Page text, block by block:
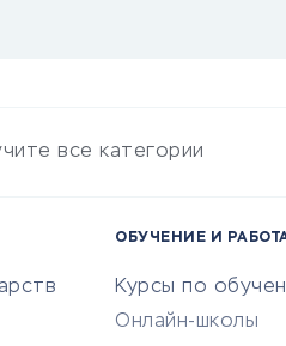
все категории
ОБУЧЕНИЕ И
Курсы по
Онлайн-школы